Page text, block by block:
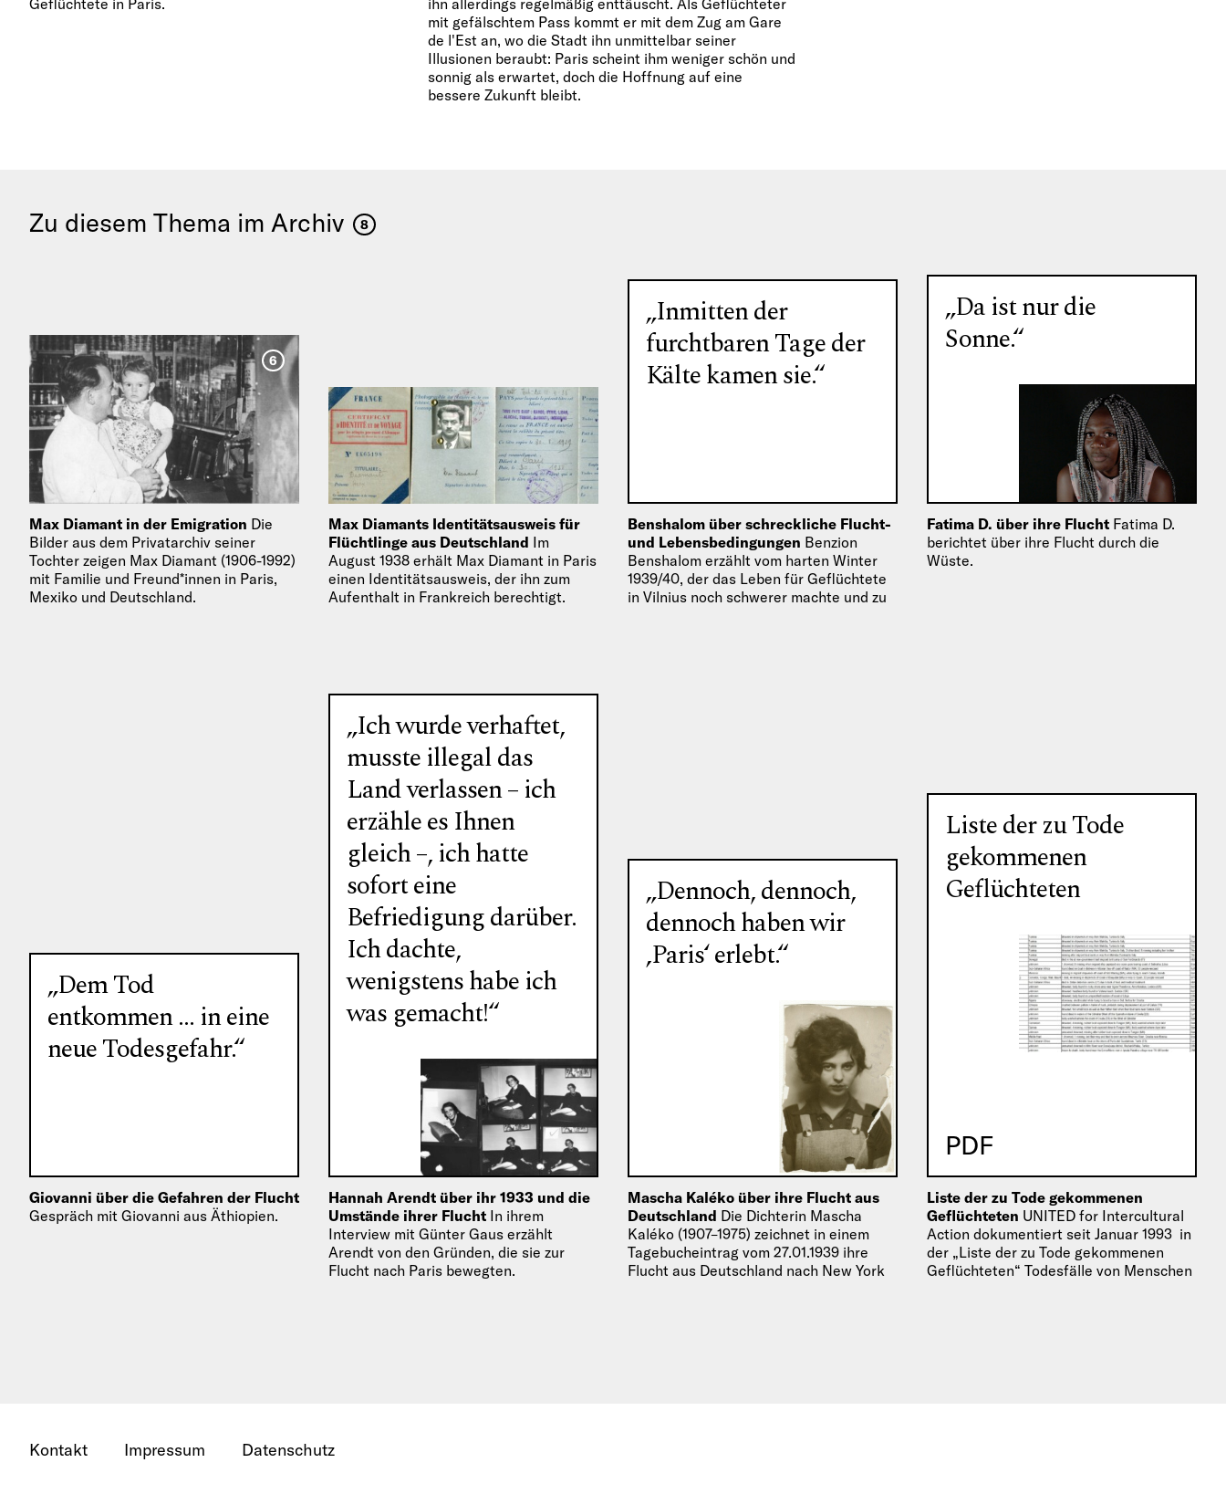
Geflüchtete in Paris.
ihn allerdings regelmäßig enttäuscht. Als Geflüchteter
mit gefälschtem Pass kommt er mit dem Zug am Gare
de l'Est an, wo die Stadt ihn unmittelbar seiner
Illusionen beraubt: Paris scheint ihm weniger schön und
sonnig als erwartet, doch die Hoffnung auf eine
bessere Zukunft bleibt.
Zu diesem Thema im Archiv 8
6
Max Diamant in der Emigration Die
Bilder aus dem Privatarchiv seiner
Tochter zeigen Max Diamant (1906-1992)
mit Familie und Freund*innen in Paris,
Mexiko und Deutschland.
Max Diamants Identitätsausweis für
Flüchtlinge aus Deutschland Im
August 1938 erhält Max Diamant in Paris
einen Identitätsausweis, der ihn zum
Aufenthalt in Frankreich berechtigt.
„Inmitten der
furchtbaren Tage der
Kälte kamen sie.“
Benshalom über schreckliche Flucht-
und Lebensbedingungen Benzion
Benshalom erzählt vom harten Winter
1939/40, der das Leben für Geflüchtete
in Vilnius noch schwerer machte und zu
„Da ist nur die
Sonne.“
Fatima D. über ihre Flucht Fatima D.
berichtet über ihre Flucht durch die
Wüste.
„Dem Tod
entkommen … in eine
neue Todesgefahr.“
Giovanni über die Gefahren der Flucht
Gespräch mit Giovanni aus Äthiopien.
„Ich wurde verhaftet,
musste illegal das
Land verlassen – ich
erzähle es Ihnen
gleich –, ich hatte
sofort eine
Befriedigung darüber.
Ich dachte,
wenigstens habe ich
was gemacht!“
Hannah Arendt über ihr 1933 und die
Umstände ihrer Flucht In ihrem
Interview mit Günter Gaus erzählt
Arendt von den Gründen, die sie zur
Flucht nach Paris bewegten.
„Dennoch, dennoch,
dennoch haben wir
‚Paris‘ erlebt.“
Mascha Kaléko über ihre Flucht aus
Deutschland Die Dichterin Mascha
Kaléko (1907–1975) zeichnet in einem
Tagebucheintrag vom 27.01.1939 ihre
Flucht aus Deutschland nach New York
Liste der zu Tode
gekommenen
Geflüchteten
PDF
Liste der zu Tode gekommenen
Geflüchteten UNITED for Intercultural
Action dokumentiert seit Januar 1993 in
der „Liste der zu Tode gekommenen
Geflüchteten“ Todesfälle von Menschen
Kontakt Impressum Datenschutz